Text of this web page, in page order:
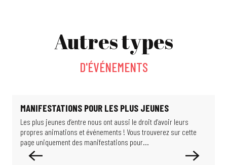
Jeu d'enquête : les scientifiques de l'ombre
Féeries Nocturnes au Jardin 2026
Exposition : De si beaux bâtiments
Exposition : Limits of Control
La Gargote Motoco
Cabines expériences à la Cité du Train
Exposition Formule 1
Autres types
D'ÉVÉNEMENTS
MANIFESTATIONS POUR LES PLUS JEUNES
Les plus jeunes d’entre nous ont aussi le droit d’avoir leurs
propres animations et événements ! Vous trouverez sur cette
page uniquement des manifestations pour...